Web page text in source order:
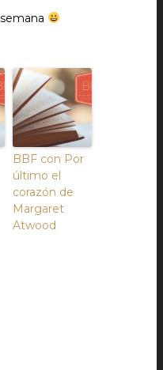
BBF con Por
último el
corazón de
Margaret
Atwood